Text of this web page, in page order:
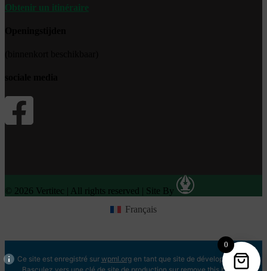
Obtenir un itinéraire
© 2026 Vertitec | All rights reserved | Site By
0
Français
Ce site est enregistré sur wpml.orgen tant que site de développement.